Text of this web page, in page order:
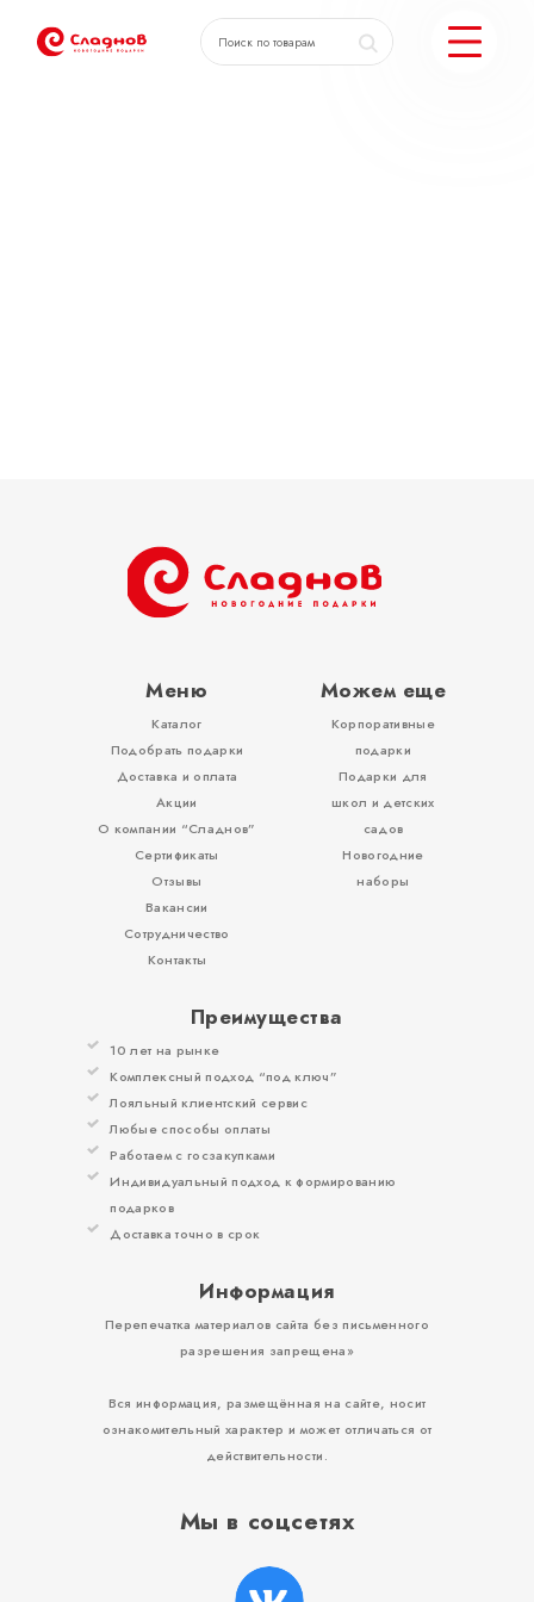
КОНТАКТЫ
Мы в соцсетях
Меню
Каталог
Подобрать подарки
Доставка и оплата
Акции
О компании “Сладнов”
Сертификаты
Отзывы
Вакансии
Сотрудничество
Контакты
Можем еще
Корпоративные
подарки
Подарки для
школ и детских
садов
Новогодние
наборы
Преимущества
10 лет на рынке
Комплексный подход “под ключ”
Лояльный клиентский сервис
Любые способы оплаты
Работаем с госзакупками
Индивидуальный подход к формированию
подарков
Доставка точно в срок
Информация
Перепечатка материалов сайта без письменного
разрешения запрещена»
Вся информация, размещённая на сайте, носит
ознакомительный характер и может отличаться от
действительности.